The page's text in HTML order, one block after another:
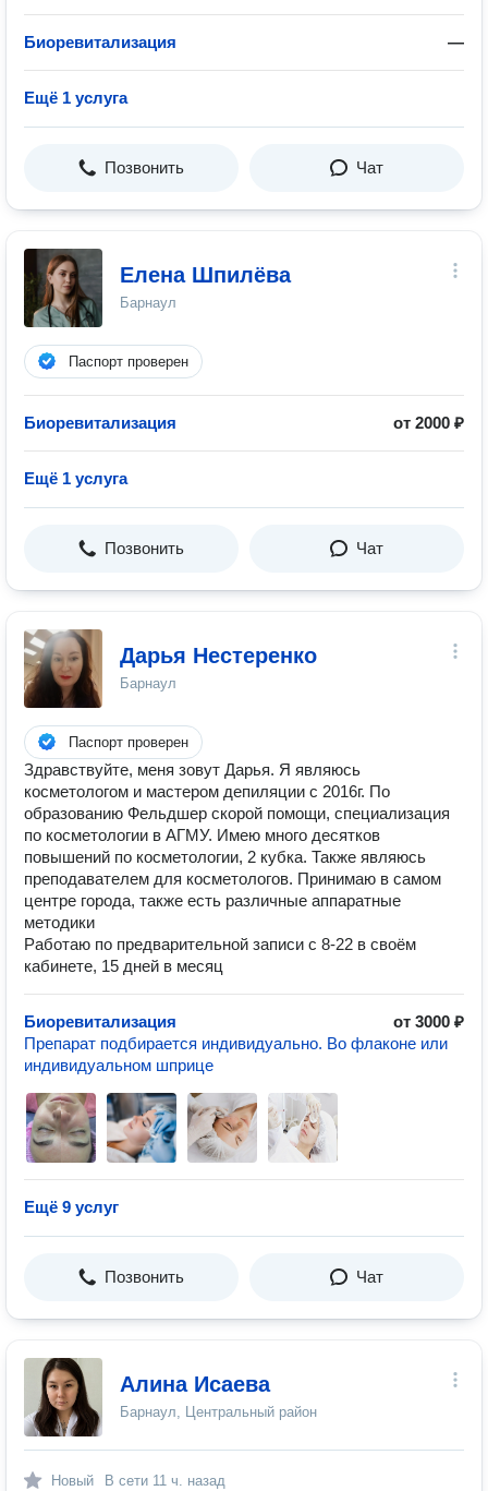
Биоревитализация —
Ещё 1 услуга
Позвонить Чат
Елена Шпилёва
Барнаул
Паспорт проверен
Биоревитализация от 2000 ₽
Ещё 1 услуга
Позвонить Чат
Дарья Нестеренко
Барнаул
Паспорт проверен
Здравствуйте, меня зовут Дарья. Я являюсь
косметологом и мастером депиляции с 2016г. По
образованию Фельдшер скорой помощи, специализация
по косметологии в АГМУ. Имею много десятков
повышений по косметологии, 2 кубка. Также являюсь
преподавателем для косметологов. Принимаю в самом
центре города, также есть различные аппаратные
методики
Работаю по предварительной записи с 8-22 в своём
кабинете, 15 дней в месяц
Биоревитализация
от 3000 ₽
Препарат подбирается индивидуально. Во флаконе или
индивидуальном шприце
Ещё 9 услуг
Позвонить Чат
Алина Исаева
Барнаул, Центральный район
Новый В сети 11 ч. назад